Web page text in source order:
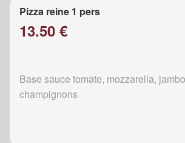
Pizza reine 1 pers
13.50 €
Base sauce tomate, mozzarella,
champignons